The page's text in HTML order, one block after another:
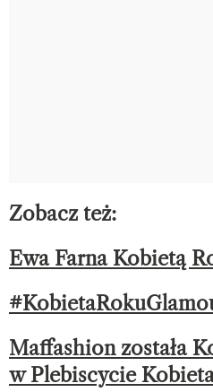
Zobacz też:
Ewa Farna Kobietą
Maffashion została
w Plebiscycie